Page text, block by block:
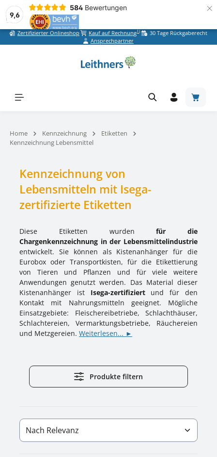
9,6
584 Bewertungen ×
Zum Hauptinhalt springen
Zertifizierter Onlineshop Kauf auf Rechnung1)
30 Tage Rückgaberecht
Ansprechpartner
Home Kennzeichnung
Etiketten
Kennzeichnung Lebensmittel
Kennzeichnung von
Lebensmitteln mit Isega-
zertifizierte Etiketten
Diese Etiketten wurdenfür die
Chargenkennzeichnung in der Lebensmittelindustrie
entwickelt. Sie können als Kistenanhänger für die
Eurobox oder Transportkisten, für die Etikettierung
von Tieren und Pflanzen und für viele weitere
Anwendungen genutzt werden. Das Material dieser
Kistenanhänger ist Isega-zertifiziertund für den
Kontakt mit Nahrungsmitteln geeignet. Mögliche
Einsatzgebiete: Fleischereibetriebe, Schlachthäuser,
Schlachtereien, Vermarktungsbetriebe, Räuchereien
und Metzgereien. Weiterlesen... ►
Produkte filtern